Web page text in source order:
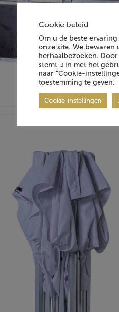
Cookie beleid
Om u de beste
onze site. We bewaren
herhaalbezoeken.
stemt u in met het
naar "Cookie-
toestemming te geven.
Cookie-instellingen